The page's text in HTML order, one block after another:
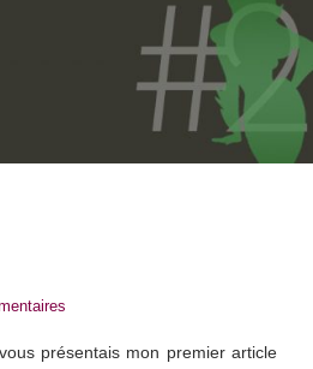
présentais mon premier article